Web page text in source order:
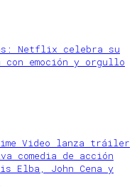
Netflix celebra su
con emoción y orgullo
Video lanza tráiler
comedia de acción
Elba, John Cena y